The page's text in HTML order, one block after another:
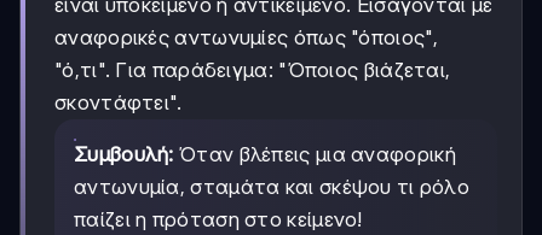
αναφορικές αντωνυμίες όπως "όποιος",
"ό,τι". Για παράδειγμα: "Όποιος βιάζεται,
σκοντάφτει".
Συμβουλή: Όταν βλέπεις μια αναφορική
αντωνυμία, σταμάτα και σκέψου τι ρόλο
παίζει η πρόταση στο κείμενο!